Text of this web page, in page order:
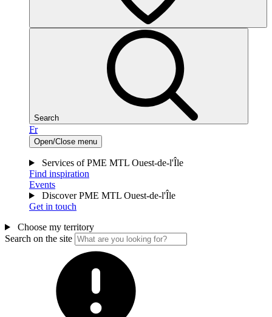
Search
Fr
Open/Close menu
Services of PME MTL Ouest-de-l'Île
Find inspiration
Events
Discover PME MTL Ouest-de-l'Île
Get in touch
Choose my territory
Search on the site